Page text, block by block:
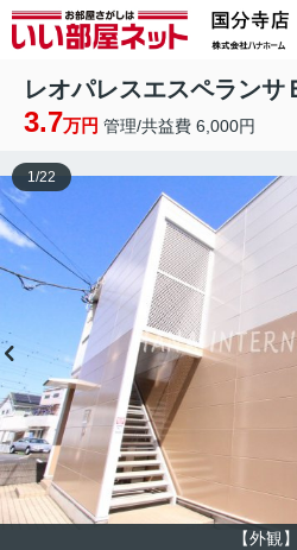
レオパレスエスペランサ
3.7万円 管理/共益費 6,000円
【外観】
1/22